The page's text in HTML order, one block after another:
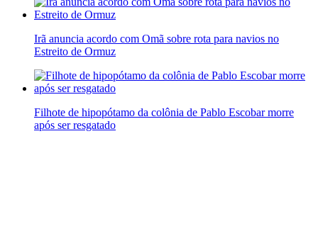
Irã anuncia acordo com Omã sobre rota para navios no
Estreito de Ormuz
Filhote de hipopótamo da colônia de Pablo Escobar morre
após ser resgatado